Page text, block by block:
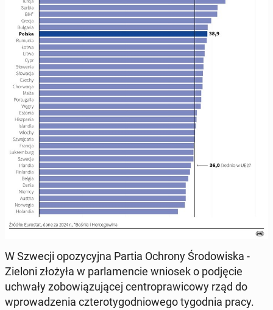
W Szwecji opo­zy­cyj­na Partia Ochrony Śro­do­wi­ska -
Zieloni złożyła w par­la­men­cie wniosek o pod­ję­cie
uchwały zo­bo­wią­zu­ją­cej cen­tro­pra­wi­co­wy rząd do
wpro­wa­dze­nia czte­ro­ty­go­dnio­we­go ty­go­dnia pracy.